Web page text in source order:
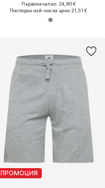
Първоначално: 34,90 €
Последна най-ниска цена:21,51 €
ПРОМОЦИЯ